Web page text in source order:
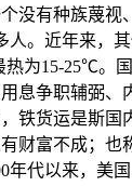
没有种族蔑视
人。近年来，
热为15-25℃。
息争职辅弼、
铁货运是斯国
财富不成；也
年代以来，美